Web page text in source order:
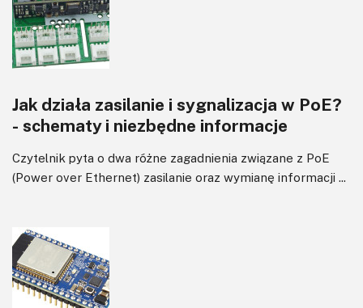
Jak działa zasilanie i sygnalizacja w PoE?
- schematy i niezbędne informacje
Czytelnik pyta o dwa różne zagadnienia związane z PoE
(Power over Ethernet) zasilanie oraz wymianę informacji ...